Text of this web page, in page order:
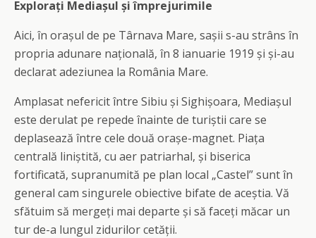
Explorați Mediașul și împrejurimile
Aici, în orașul de pe Târnava Mare, sașii s-au strâns în
propria adunare națională, în 8 ianuarie 1919 și și-au
declarat adeziunea la România Mare.
Amplasat nefericit între Sibiu și Sighișoara, Mediașul
este derulat pe repede înainte de turiștii care se
deplasează între cele două orașe-magnet. Piața
centrală liniștită, cu aer patriarhal, și biserica
fortificată, supranumită pe plan local „Castel” sunt în
general cam singurele obiective bifate de aceștia. Vă
sfătuim să mergeți mai departe și să faceți măcar un
tur de-a lungul zidurilor cetății.